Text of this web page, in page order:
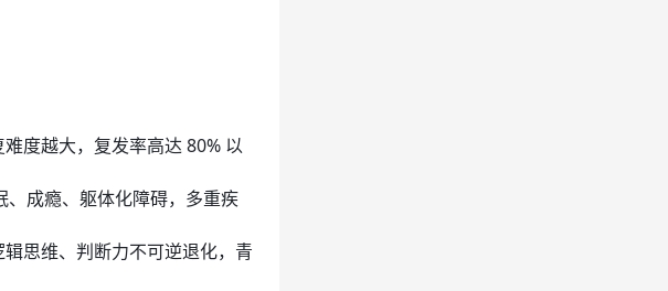
度越大，复发率高达 80% 以
、成瘾、躯体化障碍，多重疾
思维、判断力不可逆退化，青